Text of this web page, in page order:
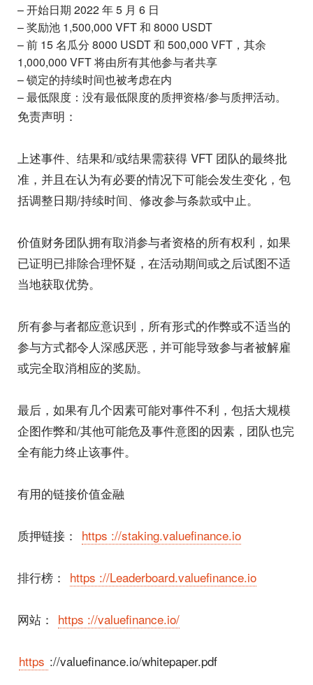
–开始日期 2022 年 5 月 6 日
–奖励池 1,500,000 VFT 和 8000 USDT
–前 15 名瓜分 8000 USDT 和 500,000 VFT，其余
1,000,000 VFT 将由所有其他参与者共享
–锁定的持续时间也被考虑在内
–最低限度：没有最低限度的质押资格/参与质押活动。
免责声明：
上述事件、结果和/或结果需获得 VFT 团队的最终批
准，并且在认为有必要的情况下可能会发生变化，包
括调整日期/持续时间、修改参与条款或中止。
价值财务团队拥有取消参与者资格的所有权利，如果
已证明已排除合理怀疑，在活动期间或之后试图不适
当地获取优势。
所有参与者都应意识到，所有形式的作弊或不适当的
参与方式都令人深感厌恶，并可能导致参与者被解雇
或完全取消相应的奖励。
最后，如果有几个因素可能对事件不利，包括大规模
企图作弊和/其他可能危及事件意图的因素，团队也完
全有能力终止该事件。
有用的链接价值金融
质押链接： https ://staking.valuefinance.io
排行榜： https ://Leaderboard.valuefinance.io
网站： https ://valuefinance.io/
https ://valuefinance.io/whitepaper.pdf